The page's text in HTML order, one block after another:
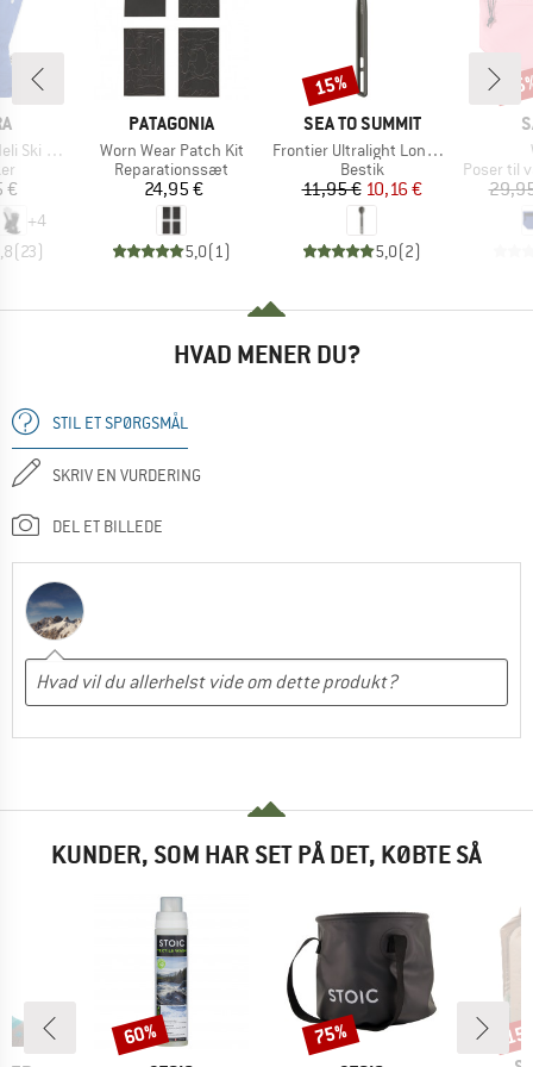
Finger
€
+4
(23)
MÆRKE
PATAGONIA
Artikel
Worn Wear Patch Kit
Produktgruppe
Reparationssæt
Pris
24,95 €
5,0(1 )
MÆRKE
SEA TO SUMMIT
Artikel
Frontier Ultralight Long Handle Spoon
Produktgruppe
Bestik
Pris
11,95 €Nedsat pris
10,16 €
5,0(2)
Rabat
15%
Poser til
HVAD MENER DU?
STIL ET SPØRGSMÅL
SKRIV EN VURDERING
DEL ET BILLEDE
KUNDER, SOM HAR SET PÅ DET, KØBTE SÅ
Rabat
60% Rabat
75%